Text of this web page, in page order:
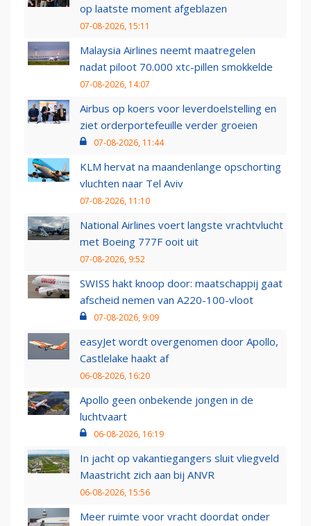
op laatste moment afgeblazen
07-08-2026, 15:11
Malaysia Airlines neemt maatregelen
nadat piloot 70.000 xtc-pillen smokkelde
07-08-2026, 14:07
Airbus op koers voor leverdoelstelling en
ziet orderportefeuille verder groeien
07-08-2026, 11:44
KLM hervat na maandenlange opschorting
vluchten naar Tel Aviv
07-08-2026, 11:10
National Airlines voert langste vrachtvlucht
met Boeing 777F ooit uit
07-08-2026, 9:52
SWISS hakt knoop door: maatschappij gaat
afscheid nemen van A220-100-vloot
07-08-2026, 9:09
easyJet wordt overgenomen door Apollo,
Castlelake haakt af
06-08-2026, 16:20
Apollo geen onbekende jongen in de
luchtvaart
06-08-2026, 16:19
In jacht op vakantiegangers sluit vliegveld
Maastricht zich aan bij ANVR
06-08-2026, 15:56
Meer ruimte voor vracht doordat onder